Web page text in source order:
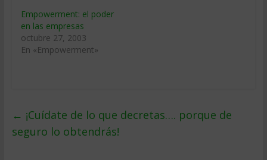
Empowerment: el poder
en las empresas
octubre 27, 2003
En «Empowerment»
← ¡Cuídate de lo que decretas…. porque de
seguro lo obtendrás!